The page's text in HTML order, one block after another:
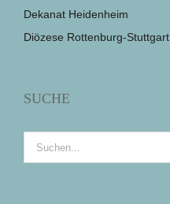
Dekanat Heidenheim
Diözese Rottenburg-Stuttgart
SUCHE
Suche
nach: